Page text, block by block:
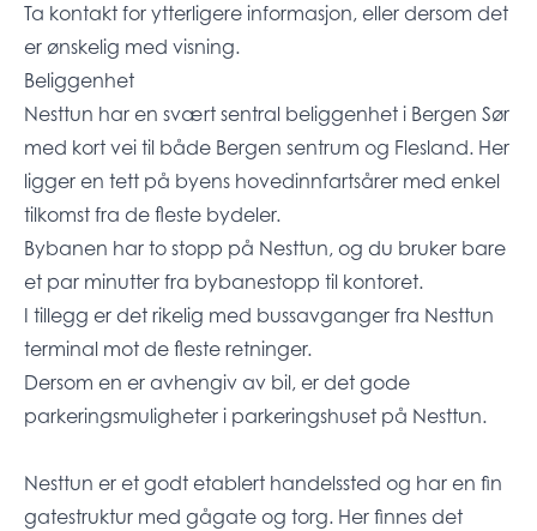
Ta kontakt for ytterligere informasjon, eller dersom det
er ønskelig med visning.
Beliggenhet
Nesttun har en svært sentral beliggenhet i Bergen Sør
med kort vei til både Bergen sentrum og Flesland. Her
ligger en tett på byens hovedinnfartsårer med enkel
tilkomst fra de fleste bydeler.
Bybanen har to stopp på Nesttun, og du bruker bare
et par minutter fra bybanestopp til kontoret.
I tillegg er det rikelig med bussavganger fra Nesttun
terminal mot de fleste retninger.
Dersom en er avhengiv av bil, er det gode
parkeringsmuligheter i parkeringshuset på Nesttun.
Nesttun er et godt etablert handelssted og har en fin
gatestruktur med gågate og torg. Her finnes det